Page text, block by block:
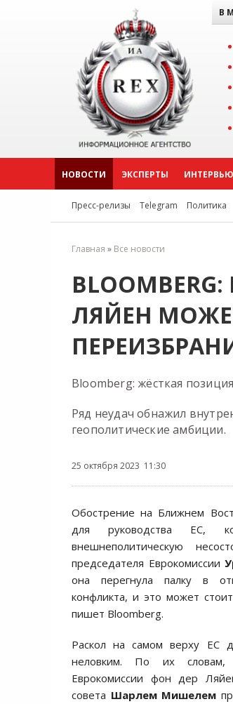
В
НОВОСТИ ЭКСПЕРТЫ ИНТЕРВЬЮ
Пресс-релизы Telegram Политика
Главная » Все новости
ЛЯЙЕН
Bloomberg: жёсткая
Ряд неудач обнажил
геополитические амбиции.
25 октября 2023 11:30
Обострение на Ближнем
для руководства ЕС,
внешнеполитическую
председателя Еврокомиссии
она перегнула палку в
конфликта, и это может
пишет Bloomberg.
Раскол на самом верху ЕС
неловким. По их словам,
Еврокомиссии фон дер
совета Шарлем Мишелем